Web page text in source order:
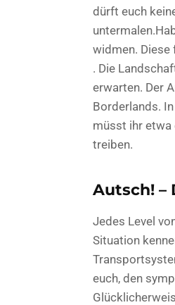
dürft euch
widmen. Diese
. Die
erwarten. Der
Borderlands.
müsst ihr etwa
treiben.
Autsch! –
Jedes Level
Situation
euch, den